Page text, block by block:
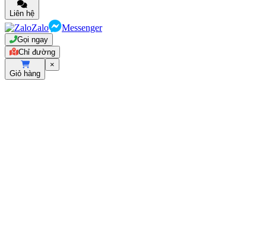
Liên hệ
Zalo Messenger
Gọi ngay
Chỉ đường
Giỏ hàng
×